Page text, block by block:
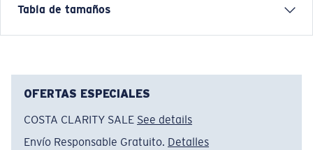
SUDADERA CORE FLEECE
Nombre del modelo:Core Fleece Hoody
Tamaño:XXL
Tabla de tamaños
OFERTAS ESPECIALES
COSTA CLARITY SALE See details
Envío Responsable Gratuito. Detalles